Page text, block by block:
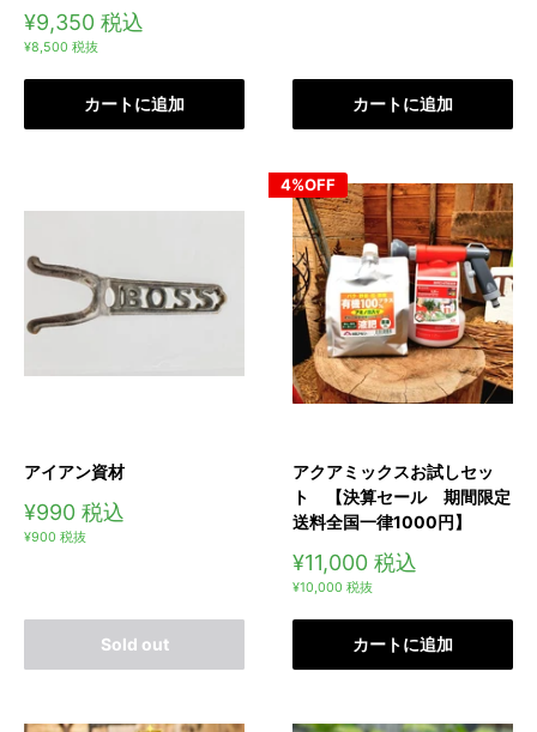
販
売
格
¥9,350 税込
¥8,500 税抜
カートに追加 カートに追加
アイアン資材
販
売
¥990 税込
¥900 税抜
Sold out
4%OFF
アクアミックスお試しセッ
ト 【決算セール 期間限定
送料全国一律1000円】
販
売
格
¥11,000 税込
¥10,000 税抜
カートに追加